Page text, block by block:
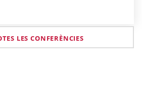
LES CONFERÈNCIES